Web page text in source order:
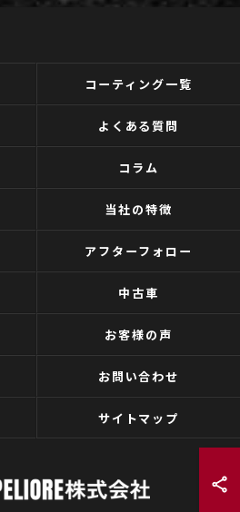
コーティング一覧
よくある質問
コラム
当社の特徴
アフターフォロー
中古車
お客様の声
お問い合わせ
サイトマップ